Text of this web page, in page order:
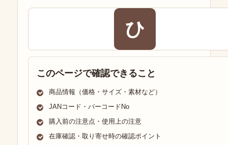
ひ
このページで確認できること
商品情報（価格・サイズ・素材など）
JANコード・バーコードNo
購入前の注意点・使用上の注意
在庫確認・取り寄せ時の確認ポイント